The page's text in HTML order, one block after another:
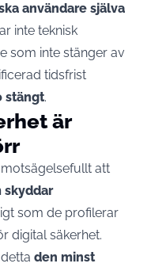
användare själva
inte teknisk
som inte stänger av
tidsfrist
stängt.
är
att
skyddar
som de profilerar
digital säkerhet.
den minst